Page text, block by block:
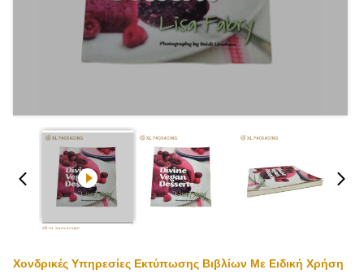
Χονδρικές Υπηρεσίες Εκτύπωσης Βιβλίων Με Ειδική Χρήση